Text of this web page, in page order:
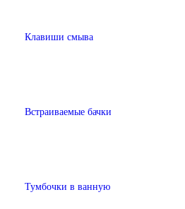
Клавиши смыва
Встраиваемые бачки
Тумбочки в ванную